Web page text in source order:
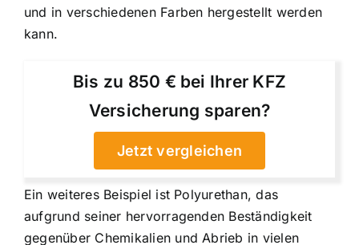
und in verschiedenen Farben hergestellt werden
kann.
Bis zu 850 € bei Ihrer KFZ
Versicherung sparen?
Jetzt vergleichen
Ein weiteres Beispiel ist Polyurethan, das
aufgrund seiner hervorragenden Beständigkeit
gegenüber Chemikalien und Abrieb in vielen